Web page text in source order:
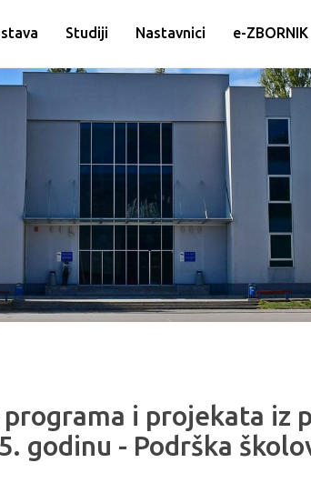
Studiji Nastavnici e-ZBORNIK
i projekata iz
godinu - Podrška